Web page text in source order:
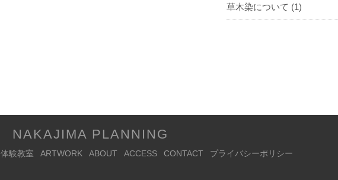
草木染について (1)
NAKAJIMA PLANNING
体験教室 ARTWORK ABOUT ACCESS CONTACT プライバシーポリシー